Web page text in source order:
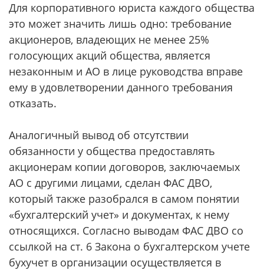
Для корпоративного юриста каждого общества
это может значить лишь одно: требование
акционеров, владеющих не менее 25%
голосующих акций общества, является
незаконным и АО в лице руководства вправе
ему в удовлетворении данного требования
отказать.
Аналогичный вывод об отсутствии
обязанности у общества предоставлять
акционерам копии договоров, заключаемых
АО с другими лицами, сделан ФАС ДВО,
который также разобрался в самом понятии
«бухгалтерский учет» и документах, к нему
относящихся. Согласно выводам ФАС ДВО со
ссылкой на ст. 6 Закона о бухгалтерском учете
бухучет в организации осуществляется в